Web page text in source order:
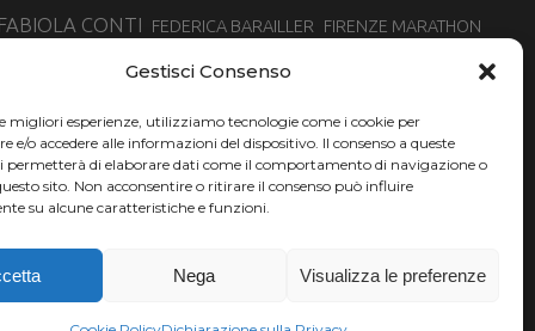
Gestisci Consenso
migliori esperienze, utilizziamo tecnologie come i cookie per
e/o accedere alle informazioni del dispositivo. Il consenso a queste
permetterà di elaborare dati come il comportamento di navigazione o
sito. Non acconsentire o ritirare il consenso può influire
su alcune caratteristiche e funzioni.
Nega Visualizza le preferenze
FABIOLA CONTI FEDERICA BARAILLER FIRENZE MARATHON
GIOVANNA EPIS GIULIANO CAVALLO
DI TORINO MARATONINA MARCELLA BELLETTI MARCO OLMO
MONVISO VERTICAL RACE NADIA BATTOCLETTI
BONALDI SILVIA RAMPAZZO
CHEVRIER YEMAN CRIPPA